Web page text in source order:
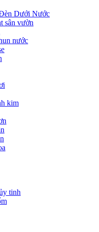
Dưới Nước
sân vườn
nước
kim
tinh